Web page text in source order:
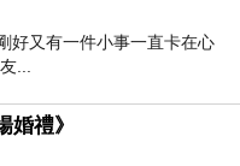
好又有一件小事一直卡在心
...
禮》